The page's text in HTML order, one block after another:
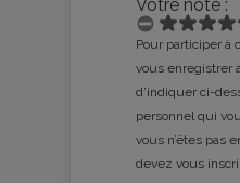
Votre note :
Pour participer à
vous enregistrer
d’indiquer ci-
personnel qui
vous n’êtes pas
devez vous